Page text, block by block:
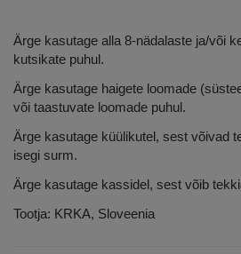
Ärge kasutage alla 8-nädalaste ja/või
kutsikate puhul.
Ärge kasutage haigete loomade
või taastuvate loomade puhul.
Ärge kasutage küülikutel, sest võivad
isegi surm.
Ärge kasutage kassidel, sest võib
Tootja: KRKA, Sloveenia